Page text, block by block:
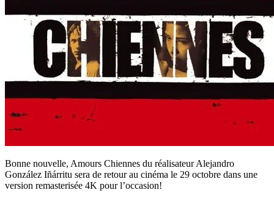
Bonne nouvelle, Amours Chiennes du réalisateur Alejandro
González Iñárritu sera de retour au cinéma le 29 octobre dans une
version remasterisée 4K pour l’occasion!